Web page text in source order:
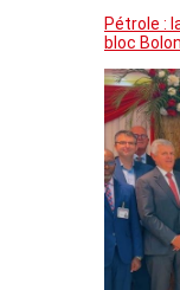
Pétrole :
bloc